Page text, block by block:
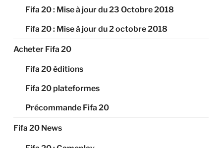
Fifa 20 : Mise à jour du 23 Octobre 2018
Fifa 20 : Mise à jour du 2 octobre 2018
Acheter Fifa 20
Fifa 20 éditions
Fifa 20 plateformes
Précommande Fifa 20
Fifa 20 News